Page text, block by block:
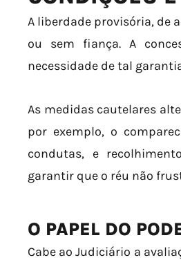
A liberdade provisória, de
ou sem fiança. A
necessidade de tal
As medidas cautelares
por exemplo, o
condutas, e
garantir que o réu não
O PAPEL DO
Cabe ao Judiciário a